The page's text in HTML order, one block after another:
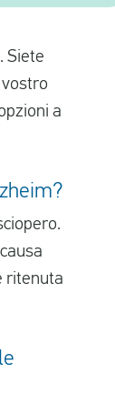
Siete
a
ritenuta